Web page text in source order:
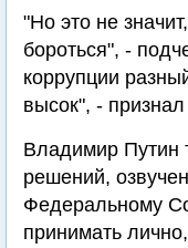
"Но это не
бороться", -
коррупции
высок", -
Владимир Путин
решений,
Федеральному
принимать